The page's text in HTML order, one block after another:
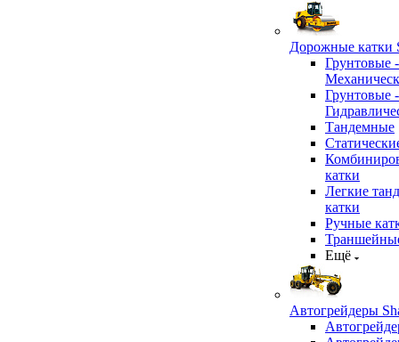
Дорожные катки
Грунтовые -
Грунтовые -
Тандемные
катки
Легкие
катки
Ручные
Ещё
Автогрейдеры